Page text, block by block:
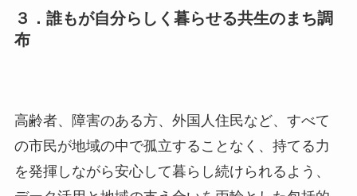
３．誰もが自分らしく暮らせる共生のまち調
布
高齢者、障害のある方、外国人住民など、すべて
の市民が地域の中で孤立することなく、持てる力
を発揮しながら安心して暮らし続けられるよう、